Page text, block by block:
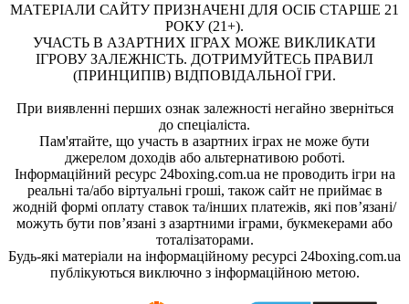
МАТЕРІАЛИ САЙТУ ПРИЗНАЧЕНІ ДЛЯ ОСІБ СТАРШЕ 21
РОКУ (21+).
УЧАСТЬ В АЗАРТНИХ ІГРАХ МОЖЕ ВИКЛИКАТИ
ІГРОВУ ЗАЛЕЖНІСТЬ. ДОТРИМУЙТЕСЬ ПРАВИЛ
(ПРИНЦИПІВ) ВІДПОВІДАЛЬНОЇ ГРИ.
При виявленні перших ознак залежності негайно зверніться
до спеціаліста.
Пам'ятайте, що участь в азартних іграх не може бути
джерелом доходів або альтернативою роботі.
Інформаційний ресурс 24boxing.com.ua не проводить ігри на
реальні та/або віртуальні гроші, також сайт не приймає в
жодній формі оплату ставок та/інших платежів, які пов’язані/
можуть бути пов’язані з азартними іграми, букмекерами або
тоталізаторами.
Будь-які матеріали на інформаційному ресурсі 24boxing.com.ua
публікуються виключно з інформаційною метою.